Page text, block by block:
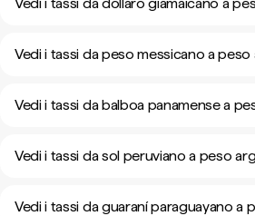
Vedi i tassi da peso messicano a
Vedi i tassi da balboa panamense a
Vedi i tassi da sol peruviano a peso
Vedi i tassi da guaraní paraguayano a